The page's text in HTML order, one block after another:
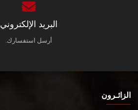
البريد الإلكتروني
أرسل استفسارك.
الزائـرون